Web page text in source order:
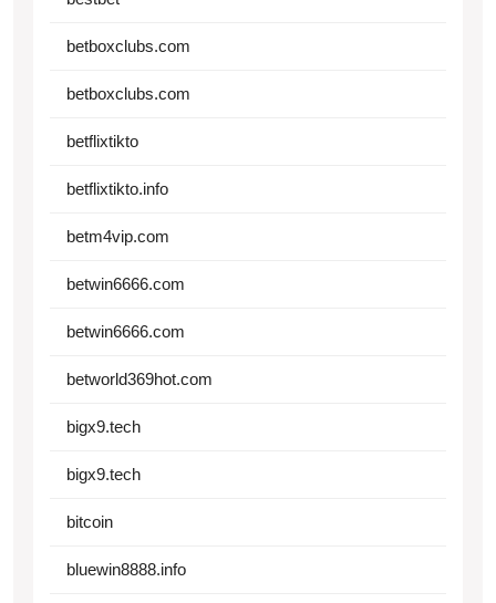
betboxclubs.com
betboxclubs.com
betflixtikto
betflixtikto.info
betm4vip.com
betwin6666.com
betwin6666.com
betworld369hot.com
bigx9.tech
bigx9.tech
bitcoin
bluewin8888.info